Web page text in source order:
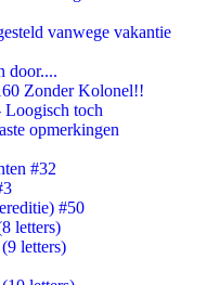
vanwege vakantie
door....
Zonder Kolonel!!
toch
opmerkingen
#32
#50
letters)
letters)